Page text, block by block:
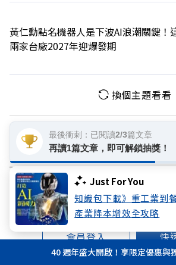
Just For You
知識包下載》重工業到
產業降本增效全攻略
黃仁勳點名機器人是下波AI浪潮關鍵！
兩家台廠2027年迎爆發期
換個主題看看
加好友
登入網站會員
享受更多個人化的會
會員登入 快
40 週年盛大開啟！享限定優惠與
最後衝刺：已閱讀2/3篇文章
再讀1篇文章，即可解鎖抽獎！